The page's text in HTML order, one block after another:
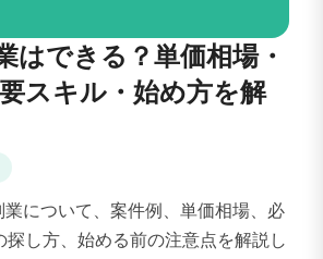
はできる？単価相場・
スキル・始め方を解
業について、案件例、単価相場、必
探し方、始める前の注意点を解説し